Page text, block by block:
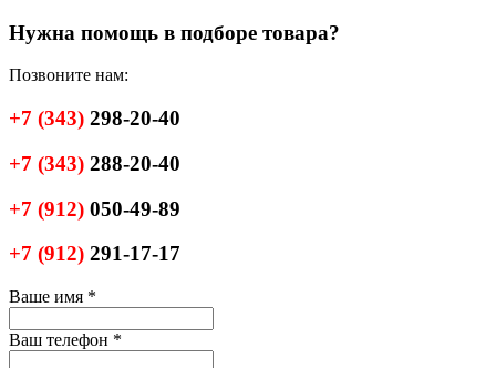
Нужна помощь в подборе товара?
Позвоните нам:
+7 (343) 298-20-40
+7 (343) 288-20-40
+7 (912) 050-49-89
+7 (912) 291-17-17
Ваше имя *
Ваш телефон *